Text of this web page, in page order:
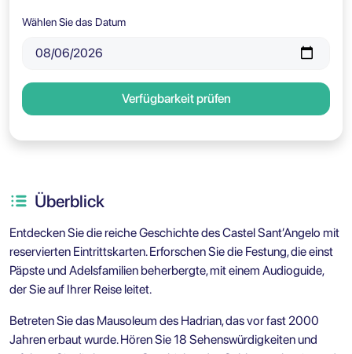
Wählen Sie das Datum
Verfügbarkeit prüfen
Überblick
Entdecken Sie die reiche Geschichte des Castel Sant’Angelo mit
reservierten Eintrittskarten. Erforschen Sie die Festung, die einst
Päpste und Adelsfamilien beherbergte, mit einem Audioguide,
der Sie auf Ihrer Reise leitet.
Betreten Sie das Mausoleum des Hadrian, das vor fast 2000
Jahren erbaut wurde. Hören Sie 18 Sehenswürdigkeiten und